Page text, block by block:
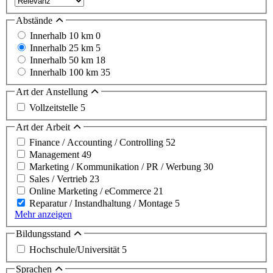
Abstände
Innerhalb 10 km 0
Innerhalb 25 km 5
Innerhalb 50 km 18
Innerhalb 100 km 35
Art der Anstellung
Vollzeitstelle 5
Art der Arbeit
Finance / Accounting / Controlling 52
Management49
Marketing / Kommunikation / PR / Werbung 30
Sales / Vertrieb 23
Online Marketing / eCommerce 21
Reparatur / Instandhaltung / Montage 5
Mehr anzeigen
Bildungsstand
Hochschule/Universität 5
Sprachen